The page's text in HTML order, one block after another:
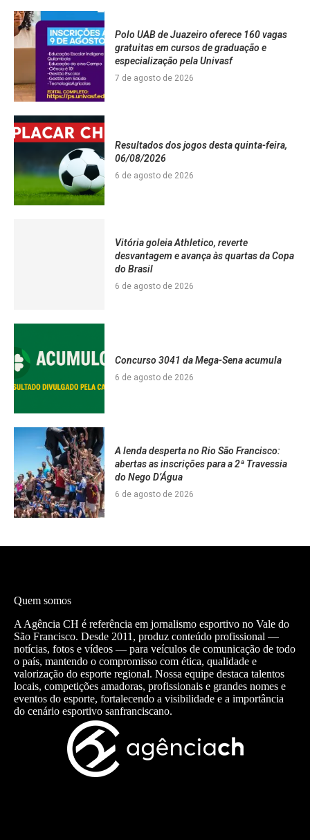
Polo UAB de Juazeiro oferece 160 vagas
gratuitas em cursos de graduação e
especialização pela Univasf
7 de agosto de 2026
Resultados dos jogos desta quinta-feira,
06/08/2026
6 de agosto de 2026
Vitória goleia Athletico, reverte
desvantagem e avança às quartas da Copa
do Brasil
6 de agosto de 2026
Concurso 3041 da Mega-Sena acumula
6 de agosto de 2026
A lenda desperta no Rio São Francisco:
abertas as inscrições para a 2ª Travessia
do Nego D’Água
6 de agosto de 2026
Quem somos
A Agência CH é referência em jornalismo esportivo no Vale do
São Francisco. Desde 2011, produz conteúdo profissional —
notícias, fotos e vídeos — para veículos de comunicação de todo
o país, mantendo o compromisso com ética, qualidade e
valorização do esporte regional. Nossa equipe destaca talentos
locais, competições amadoras, profissionais e grandes nomes e
eventos do esporte, fortalecendo a visibilidade e a importância
do cenário esportivo sanfranciscano.